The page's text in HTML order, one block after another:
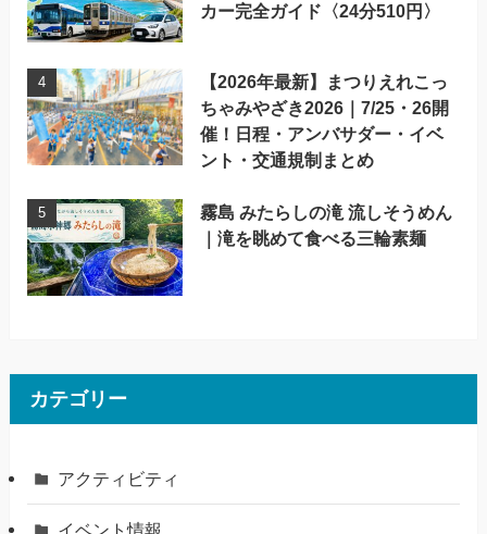
カー完全ガイド〈24分510円〉
【2026年最新】まつりえれこっ
ちゃみやざき2026｜7/25・26開
催！日程・アンバサダー・イベ
ント・交通規制まとめ
霧島 みたらしの滝 流しそうめん
｜滝を眺めて食べる三輪素麺
カテゴリー
アクティビティ